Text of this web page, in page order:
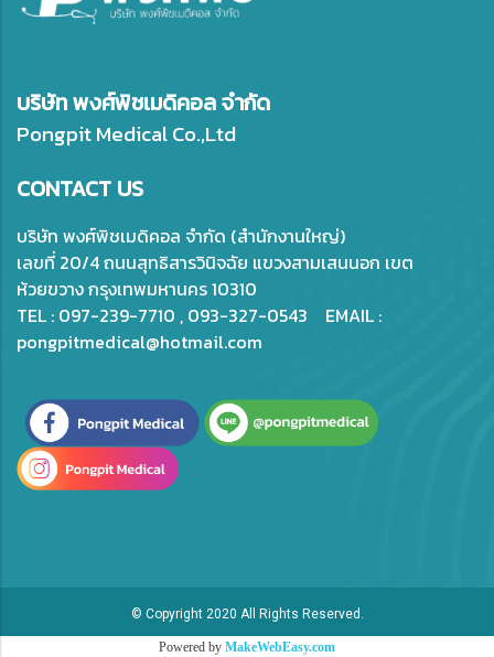
บริษัท พงศ์พิชเมดิคอล จำกัด
Pongpit Medical Co.,Ltd
CONTACT US
บริษัท พงศ์พิชเมดิคอล จำกัด (สำนักงานใหญ่)
เลขที่ 20/4 ถนนสุทธิสารวินิจฉัย แขวงสามเสนนอก เขต
ห้วยขวาง กรุงเทพมหานคร 10310
TEL : 097-239-7710 , 093-327-0543 EMAIL :
pongpitmedical@hotmail.com
© Copyright 2020 All Rights Reserved.
Powered by MakeWebEasy.com